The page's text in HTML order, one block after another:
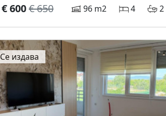
€ 600€ 650 96 m2 4 2
Се издава